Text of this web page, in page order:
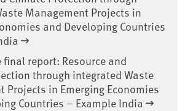
Management Projects in
and Developing Countries
final report: Resource and
through integrated Waste
Projects in Emerging Economies
Countries – Example India